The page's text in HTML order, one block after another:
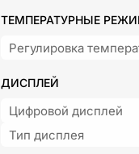
ТЕМПЕРАТУРНЫЕ
Регулировка
ДИСПЛЕЙ
Цифровой дисплей
Тип дисплея